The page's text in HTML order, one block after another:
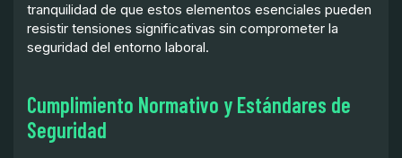
tranquilidad de que estos elementos esenciales pueden
resistir tensiones significativas sin comprometer la
seguridad del entorno laboral.
Cumplimiento Normativo y Estándares de
Seguridad